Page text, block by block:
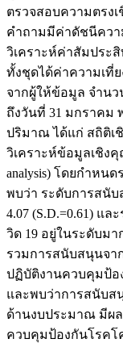
ตรวจสอบความตรง
คำถามมีค่าดัชนีควา
วิเคราะห์ค่าสัมประ
ทั้งชุดได้ค่าความเที่
จากผู้ให้ข้อมูล จำนว
ถึงวันที่ 31 มกราคม
ปริมาณ ได้แก่ สถิติเ
วิเคราะห์ข้อมูลเชิงคุ
analysis) โดยกำหน
พบว่า ระดับการสนับ
4.07 (S.D.=0.61) แ
วิด 19 อยู่ในระดับมา
รวมการสนับสนุนจา
ปฏิบัติงานควบคุมป้อง
และพบว่าการสนับส
ด้านงบประมาณ มีผ
ควบคุมป้องกันโรคโ